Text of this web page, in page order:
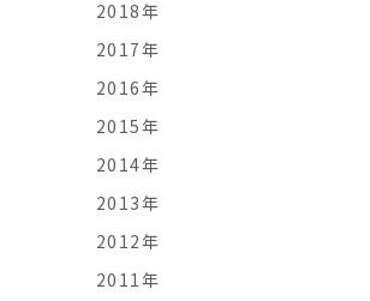
2018年
2017年
2016年
2015年
2014年
2013年
2012年
2011年